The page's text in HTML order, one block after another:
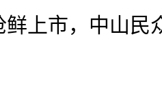
鲜上市，中山